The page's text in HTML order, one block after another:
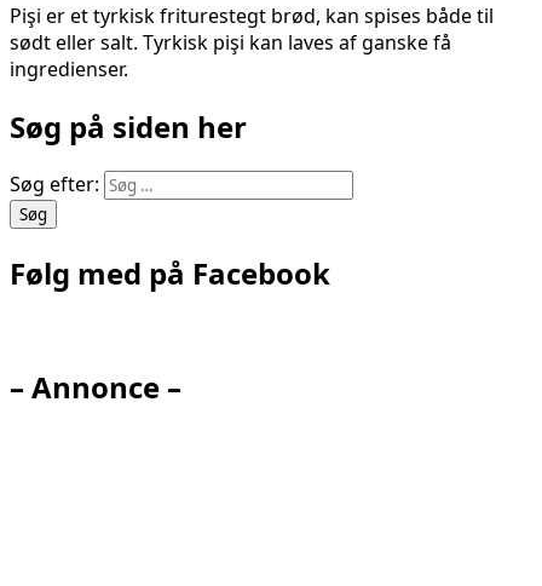
Pişi er et tyrkisk friturestegt brød, kan spises både til
sødt eller salt. Tyrkisk pişi kan laves af ganske få
ingredienser.
Søg på siden her
Søg efter:
Følg med på Facebook
– Annonce –